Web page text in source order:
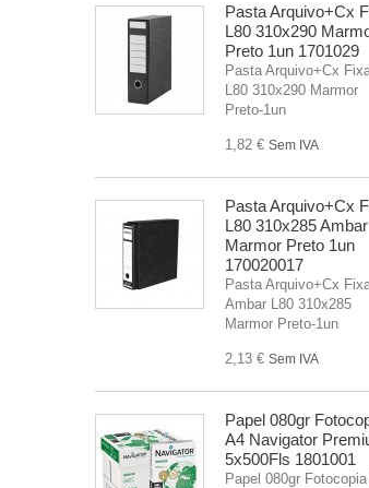
Pasta Arquivo+Cx
L80 310x290
Preto 1un 1701029
Pasta Arquivo+Cx
L80 310x290 Marmor
Preto-1un
1,82 € Sem IVA
Pasta Arquivo+Cx
L80 310x285 Ambar
Marmor Preto 1un
170020017
Pasta Arquivo+Cx
Ambar L80 310x285
Marmor Preto-1un
2,13 € Sem IVA
Papel 080gr
A4 Navigator
5x500Fls 1801001
Papel 080gr